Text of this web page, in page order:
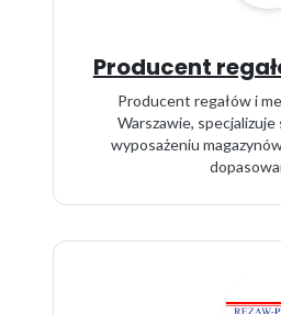
Producent
Producent regałów i
Warszawie,
wyposażeniu